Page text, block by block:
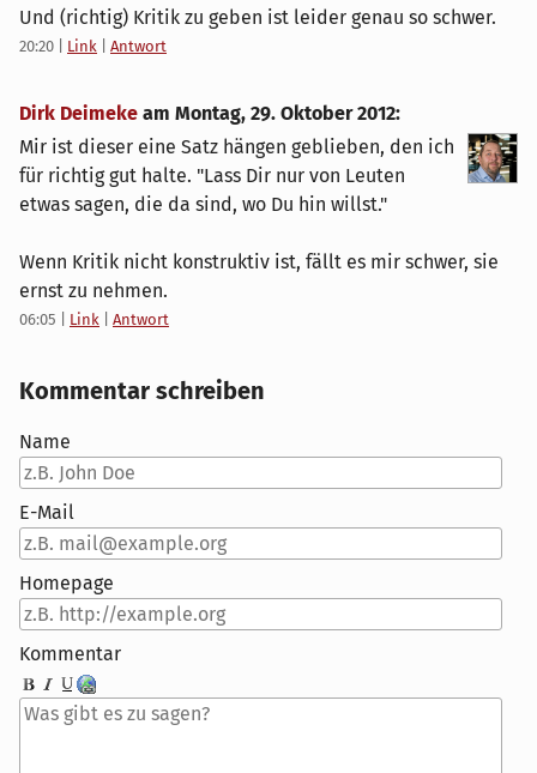
Und (richtig) Kritik zu geben ist leider genau so schwer.
20:20 Link Antwort
Dirk Deimeke am Montag, 29. Oktober 2012:
Mir ist dieser eine Satz hängen geblieben, den ich
für richtig gut halte. "Lass Dir nur von Leuten
etwas sagen, die da sind, wo Du hin willst."
Wenn Kritik nicht konstruktiv ist, fällt es mir schwer, sie
ernst zu nehmen.
06:05 Link Antwort
Kommentar schreiben
Name
E-Mail
Homepage
Kommentar